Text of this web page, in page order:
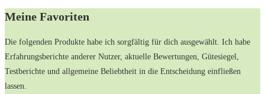
Meine Favoriten
Die folgenden Produkte habe ich sorgfältig für dich ausgewählt. Ich habe
Erfahrungsberichte anderer Nutzer, aktuelle Bewertungen, Gütesiegel,
Testberichte und allgemeine Beliebtheit in die Entscheidung einfließen
lassen.